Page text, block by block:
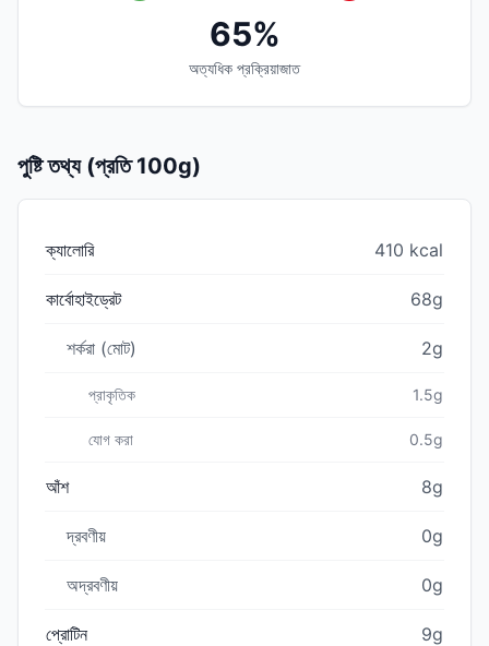
65%
অত্যধিক প্রক্রিয়াজাত
পুষ্টি তথ্য (প্রতি 100g)
ক্যালোরি 410 kcal
কার্বোহাইড্রেট 68g
শর্করা (মোট) 2g
প্রাকৃতিক 1.5g
যোগ করা 0.5g
আঁশ 8g
দ্রবণীয় 0g
অদ্রবণীয় 0g
প্রোটিন 9g